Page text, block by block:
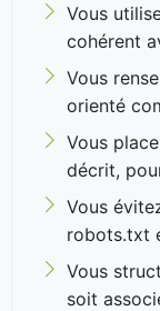
Vous
cohérent
Vous
orienté
Vous
décrit,
Vous
robots.txt
Vous
soit